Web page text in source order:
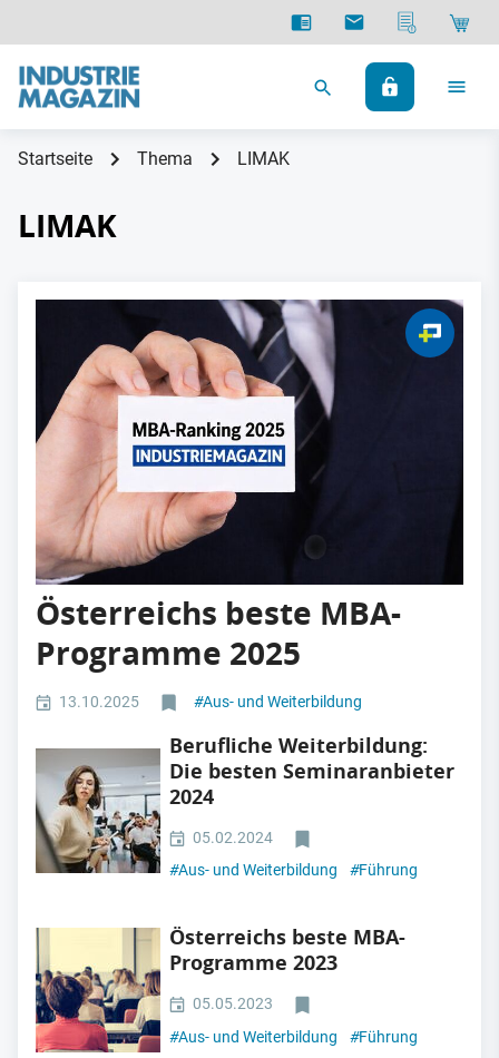
Startseite Thema LIMAK
LIMAK
Österreichs beste MBA-
Programme 2025
13.10.2025 #Aus- und Weiterbildung
Berufliche Weiterbildung:
Die besten Seminaranbieter
2024
05.02.2024
#Aus- und Weiterbildung #Führung
Österreichs beste MBA-
Programme 2023
05.05.2023
#Aus- und Weiterbildung #Führung